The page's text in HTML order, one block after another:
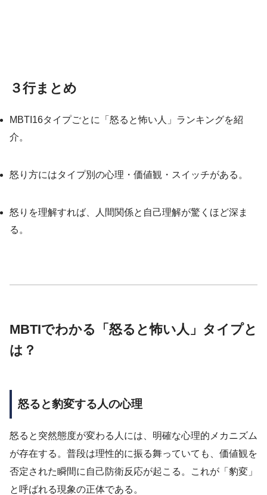
３行まとめ
MBTI16タイプごとに「怒ると怖い人」ランキングを紹
介。
怒り方にはタイプ別の心理・価値観・スイッチがある。
怒りを理解すれば、人間関係と自己理解が驚くほど深ま
る。
MBTIでわかる「怒ると怖い人」タイプと
は？
怒ると豹変する人の心理
怒ると突然態度が変わる人には、明確な心理的メカニズム
が存在する。普段は理性的に振る舞っていても、価値観を
否定された瞬間に自己防衛反応が起こる。これが「豹変」
と呼ばれる現象の正体である。